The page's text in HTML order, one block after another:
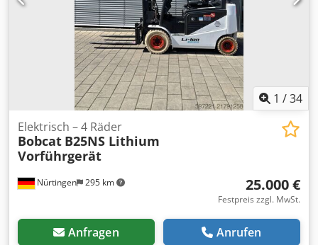
1 /34
Nürtingen 295 km
Elektrisch – 4 Räder
Bobcat B25NS Lithium
Vorführgerät
25.000 €
Festpreis zzgl. MwSt.
Anfragen Anrufen